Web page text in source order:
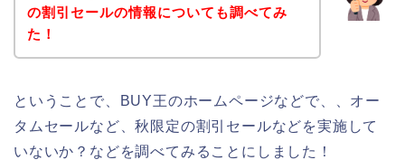
の割引セールの情報についても調べてみ
た！
ということで、BUY王のホームページなどで、、オー
タムセールなど、秋限定の割引セールなどを実施して
いないか？などを調べてみることにしました！